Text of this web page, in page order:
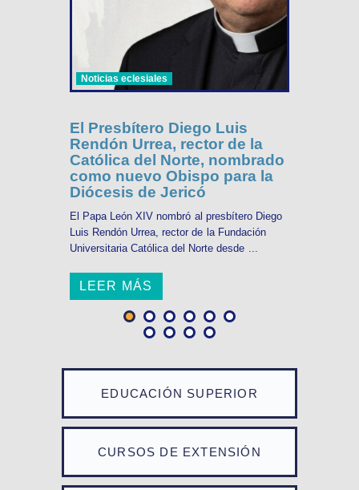
EDUCACIÓN SUPERIOR
CURSOS DE EXTENSIÓN
Noticias eclesiales
El Presbítero Diego Luis
Rendón Urrea, rector de la
Católica del Norte, nombrado
como nuevo Obispo para la
Diócesis de Jericó
El Papa León XIV nombró al presbítero Diego
Luis Rendón Urrea, rector de la Fundación
Universitaria Católica del Norte desde ...
LEER MÁS